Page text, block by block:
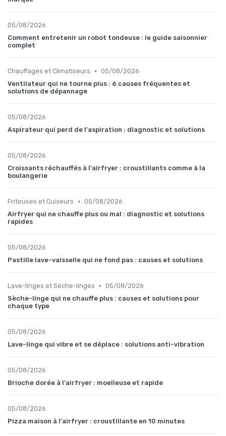
05/08/2026
Comment entretenir un robot tondeuse : le guide saisonnier
complet
Chauffages et Climatiseurs • 05/08/2026
Ventilateur qui ne tourne plus : 6 causes fréquentes et
solutions de dépannage
05/08/2026
Aspirateur qui perd de l'aspiration : diagnostic et solutions
05/08/2026
Croissants réchauffés à l'airfryer : croustillants comme à la
boulangerie
Friteuses et Cuiseurs • 05/08/2026
Airfryer qui ne chauffe plus ou mal : diagnostic et solutions
rapides
05/08/2026
Pastille lave-vaisselle qui ne fond pas : causes et solutions
Lave-linges et Sèche-linges • 05/08/2026
Sèche-linge qui ne chauffe plus : causes et solutions pour
chaque type
05/08/2026
Lave-linge qui vibre et se déplace : solutions anti-vibration
05/08/2026
Brioche dorée à l'airfryer : moelleuse et rapide
05/08/2026
Pizza maison à l'airfryer : croustillante en 10 minutes